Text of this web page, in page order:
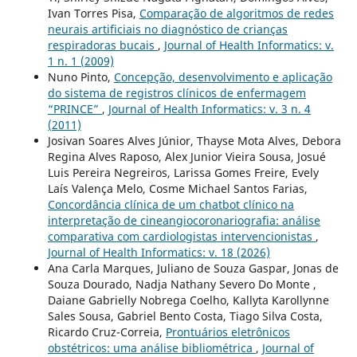
Ivan Torres Pisa, Comparação de algoritmos de redes
neurais artificiais no diagnóstico de crianças
respiradoras bucais , Journal of Health Informatics: v.
1 n. 1 (2009)
Nuno Pinto, Concepção, desenvolvimento e aplicação
do sistema de registros clínicos de enfermagem
“PRINCE” , Journal of Health Informatics: v. 3 n. 4
(2011)
Josivan Soares Alves Júnior, Thayse Mota Alves, Debora
Regina Alves Raposo, Alex Junior Vieira Sousa, Josué
Luis Pereira Negreiros, Larissa Gomes Freire, Evely
Laís Valença Melo, Cosme Michael Santos Farias,
Concordância clínica de um chatbot clínico na
interpretação de cineangiocoronariografia: análise
comparativa com cardiologistas intervencionistas ,
Journal of Health Informatics: v. 18 (2026)
Ana Carla Marques, Juliano de Souza Gaspar, Jonas de
Souza Dourado, Nadja Nathany Severo Do Monte ,
Daiane Gabrielly Nobrega Coelho, Kallyta Karollynne
Sales Sousa, Gabriel Bento Costa, Tiago Silva Costa,
Ricardo Cruz-Correia, Prontuários eletrônicos
obstétricos: uma análise bibliométrica , Journal of